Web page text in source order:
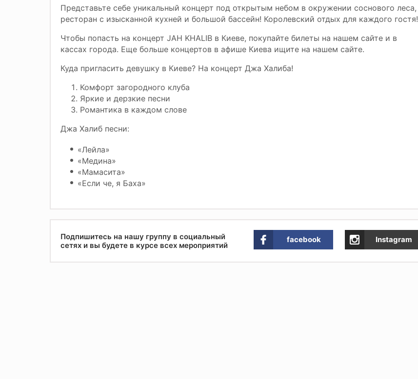
Представьте себе уникальный концерт под открытым небом в окружении соснового леса,
ресторан с изысканной кухней и большой бассейн! Королевский отдых для каждого гостя!
Чтобы попасть на концерт JAH KHALIB в Киеве, покупайте билеты на нашем сайте и в
кассах города. Еще больше концертов в афише Киева ищите на нашем сайте.
Куда пригласить девушку в Киеве? На концерт Джа Халиба!
Комфорт загородного клуба
Яркие и дерзкие песни
Романтика в каждом слове
Джа Халиб песни:
«Лейла»
«Медина»
«Мамасита»
«Если че, я Баха»
Подпишитесь на нашу группу в социальный
сетях и вы будете в курсе всех мероприятий
facebook Instagram